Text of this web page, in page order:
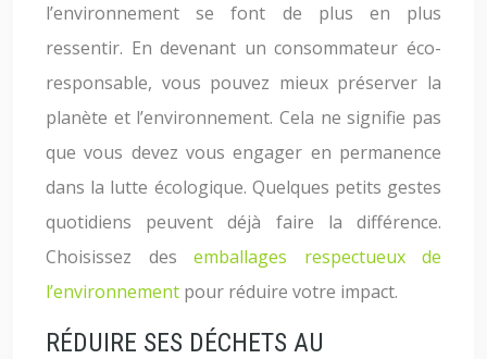
l’environnement se font de plus en plus
ressentir. En devenant un consommateur éco-
responsable, vous pouvez mieux préserver la
planète et l’environnement. Cela ne signifie pas
que vous devez vous engager en permanence
dans la lutte écologique. Quelques petits gestes
quotidiens peuvent déjà faire la différence.
Choisissez des emballages respectueux de
l’environnement pour réduire votre impact.
RÉDUIRE SES DÉCHETS AU